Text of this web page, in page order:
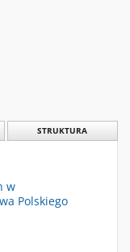
STRUKTURA
w
Polskiego